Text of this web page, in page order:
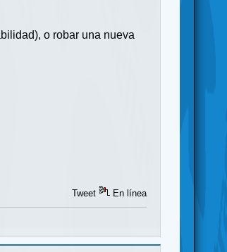
o robar una nueva
Tweet En línea